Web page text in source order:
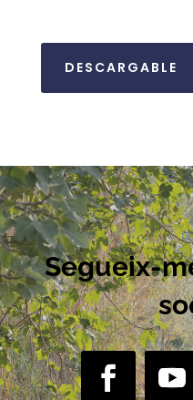
DESCARGABLE
Segueix-